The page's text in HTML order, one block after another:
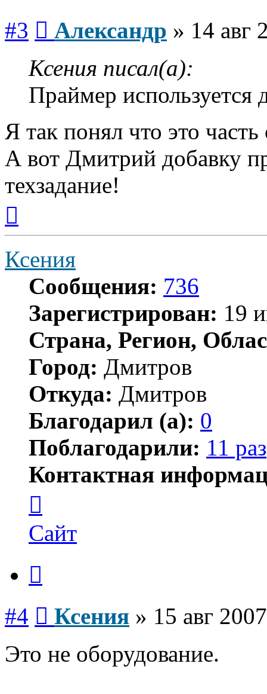
#3 Александр » 14 авг
Ксения писал(а):
Праймер используется
Я так понял что это
А вот Дмитрий добавку
техзадание!
началу
Ксения
Сообщения: 736
Зарегистрирован: 19
Страна, Регион,
Город: Дмитров
Откуда: Дмитров
Благодарил (а): 0
Поблагодарили: 11 раз
Контактная
пользователя
Ксения
Сайт
#4 Ксения » 15 авг
Это не оборудование.